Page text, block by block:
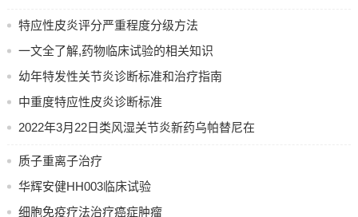
特应性皮炎评分严重程度分级方法
一文全了解,药物临床试验的相关知识
幼年特发性关节炎诊断标准和治疗指南
中重度特应性皮炎诊断标准
2022年3月22日类风湿关节炎新药乌帕替尼在
中国获批上市
质子重离子治疗
华辉安健HH003临床试验
细胞免疫疗法治疗癌症肿瘤